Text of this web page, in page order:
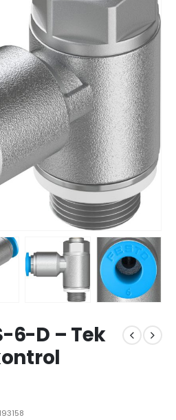
6-D – Tek